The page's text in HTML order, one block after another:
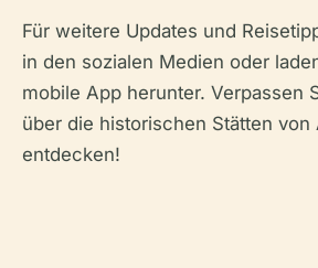
Für weitere Updates und
in den sozialen Medien oder
mobile App herunter. Verpassen
über die historischen Stätten von
entdecken!